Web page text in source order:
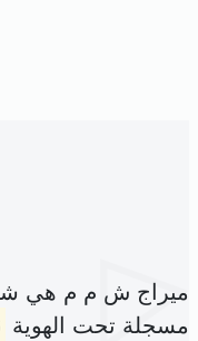
ميراج ش م م هي
مسجلة تحت الهوية